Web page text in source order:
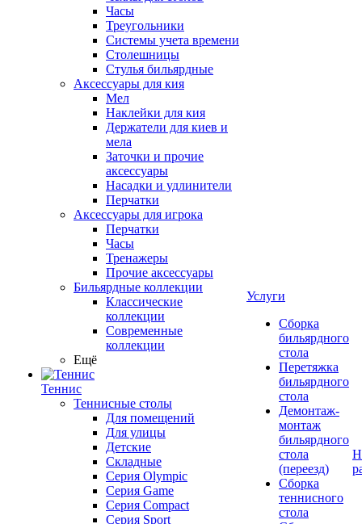
Часы
Треугольники
Системы учета времени
Столешницы
Стулья бильярдные
Аксессуары для кия
Мел
Наклейки для кия
Держатели для киев и
мела
Заточки и прочие
аксессуары
Насадки и удлинители
Перчатки
Аксессуары для игрока
Перчатки
Часы
Тренажеры
Прочие аксессуары
Бильярдные коллекции
Классические
коллекции
Современные
коллекции
Ещё
Теннис
Теннисные столы
Для помещений
Для улицы
Детские
Складные
Серия Olympic
Серия Game
Серия Compact
Серия Sport
Услуги
Сборка
бильярдного
стола
Перетяжка
бильярдного
стола
Демонтаж-
монтаж
бильярдного
стола
(переезд)
Сборка
теннисного
стола